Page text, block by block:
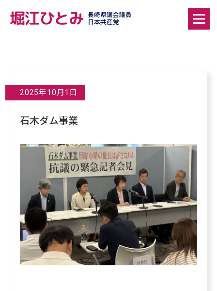
堀江ひとみ
長崎県議会議員
日本共産党
2025年10月1日
石木ダム事業